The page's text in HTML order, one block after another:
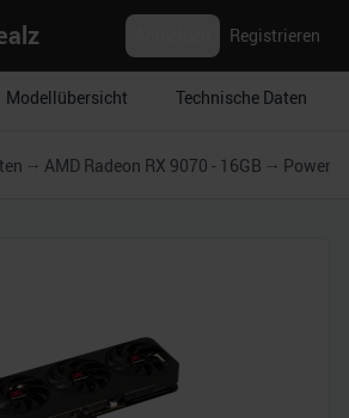
Registrieren
Modellübersicht Technische Daten
AMD Radeon RX 9070 - 16GB